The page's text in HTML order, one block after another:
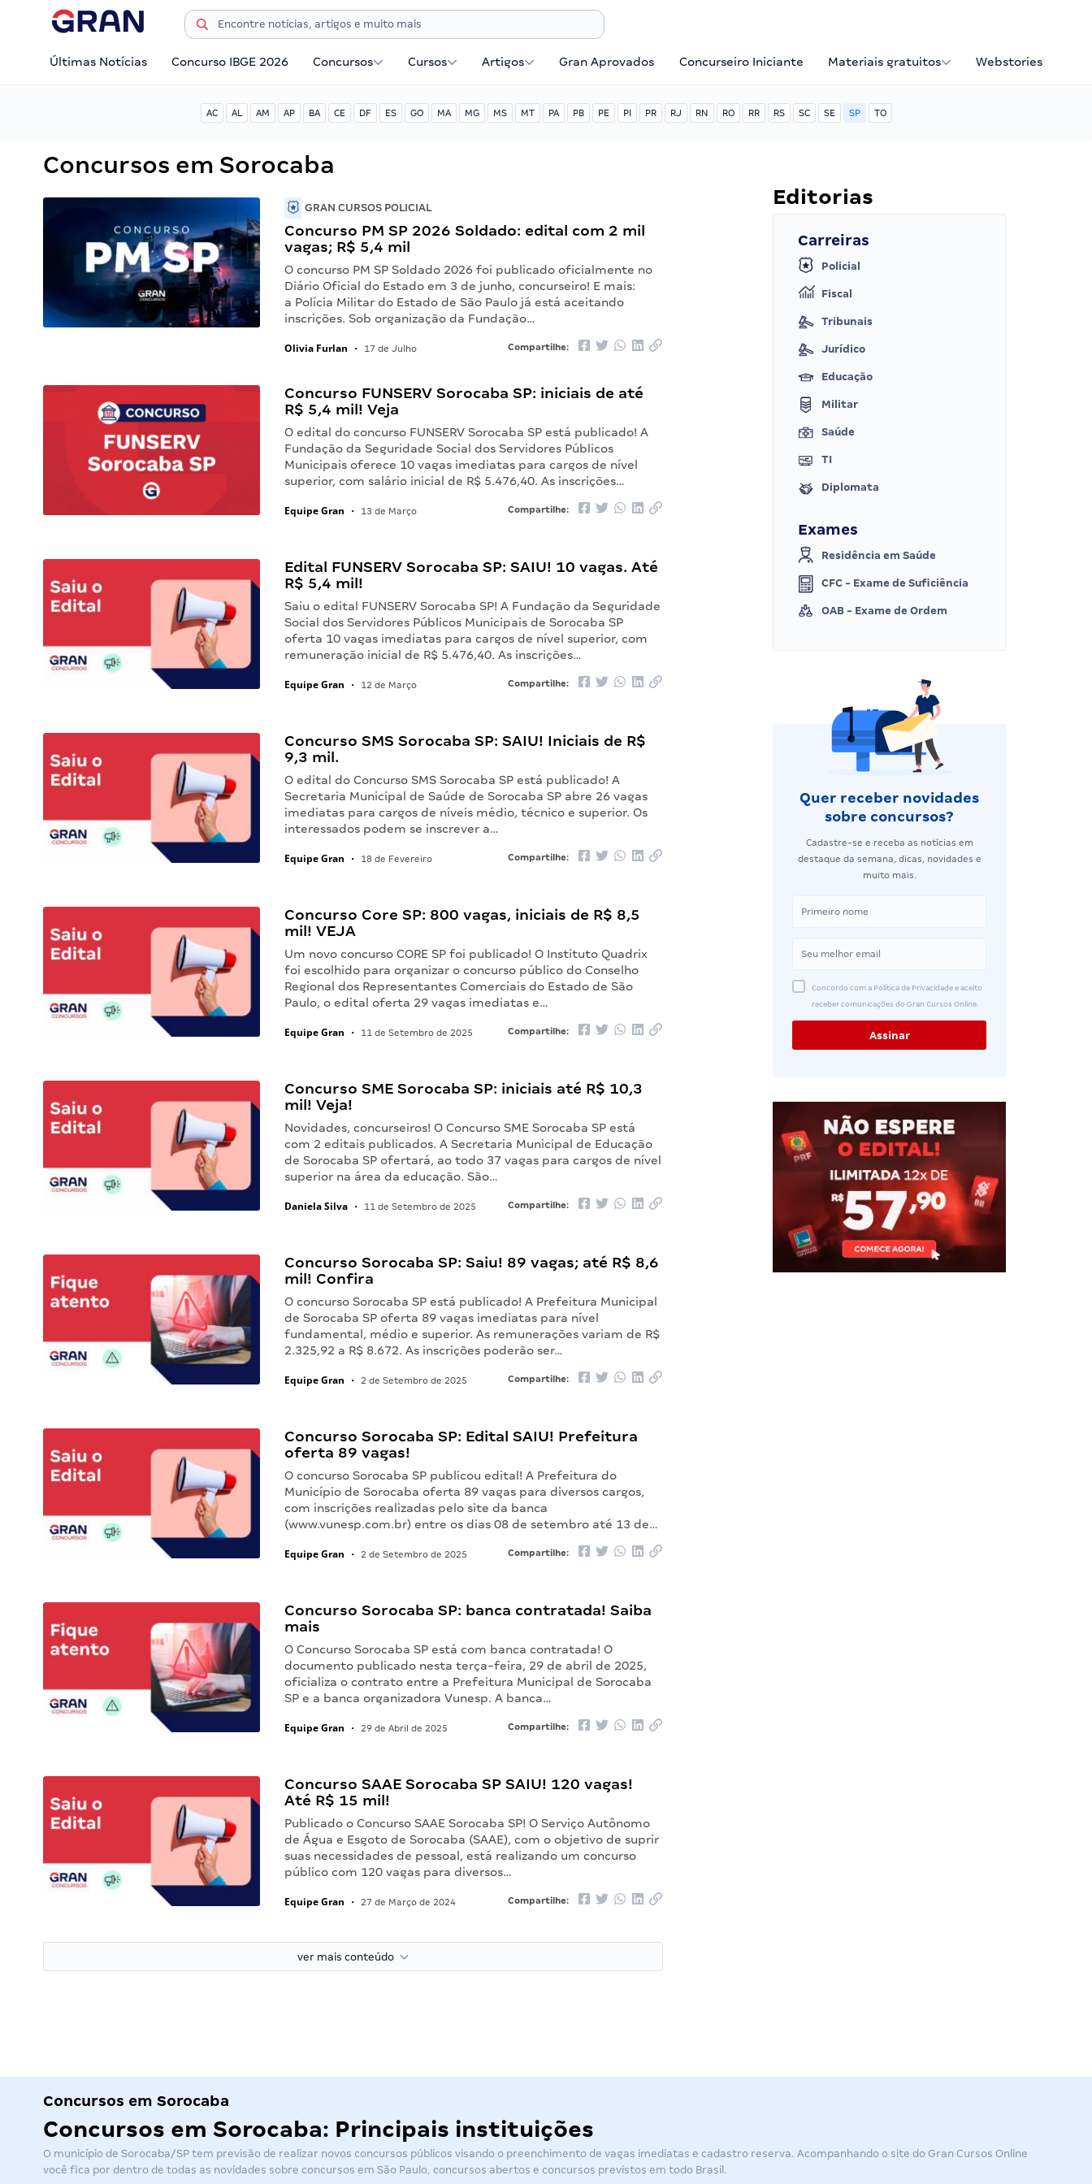
Últimas Notícias Concurso IBGE 2026 Concursos Cursos Artigos Gran Aprovados Concurseiro Iniciante Materiais gratuitos Webstories
AC AL AM AP BA CE DF ES GO MA MG MS MT PA PB PE PI PR RJ RN RO RR RS SC SE SP TO
Concursos em Sorocaba
GRAN CURSOS POLICIAL
Concurso PM SP 2026 Soldado: edital com 2 mil
vagas; R$ 5,4 mil
O concurso PM SP Soldado 2026 foi publicado oficialmente no
Diário Oficial do Estado em 3 de junho, concurseiro! E mais:
a Polícia Militar do Estado de São Paulo já está aceitando
inscrições. Sob organização da Fundação…
Olivia Furlan • 17 de Julho Compartilhe:
Concurso FUNSERV Sorocaba SP: iniciais de até
R$ 5,4 mil! Veja
O edital do concurso FUNSERV Sorocaba SP está publicado! A
Fundação da Seguridade Social dos Servidores Públicos
Municipais oferece 10 vagas imediatas para cargos de nível
superior, com salário inicial de R$ 5.476,40. As inscrições…
Equipe Gran • 13 de Março Compartilhe:
Edital FUNSERV Sorocaba SP: SAIU! 10 vagas. Até
R$ 5,4 mil!
Saiu o edital FUNSERV Sorocaba SP! A Fundação da Seguridade
Social dos Servidores Públicos Municipais de Sorocaba SP
oferta 10 vagas imediatas para cargos de nível superior, com
remuneração inicial de R$ 5.476,40. As inscrições…
Equipe Gran • 12 de Março Compartilhe:
Concurso SMS Sorocaba SP: SAIU! Iniciais de R$
9,3 mil.
O edital do Concurso SMS Sorocaba SP está publicado! A
Secretaria Municipal de Saúde de Sorocaba SP abre 26 vagas
imediatas para cargos de níveis médio, técnico e superior. Os
interessados podem se inscrever a…
Equipe Gran • 18 de Fevereiro Compartilhe:
Concurso Core SP: 800 vagas, iniciais de R$ 8,5
mil! VEJA
Um novo concurso CORE SP foi publicado! O Instituto Quadrix
foi escolhido para organizar o concurso público do Conselho
Regional dos Representantes Comerciais do Estado de São
Paulo, o edital oferta 29 vagas imediatas e…
Equipe Gran • 11 de Setembro de 2025 Compartilhe:
Concurso SME Sorocaba SP: iniciais até R$ 10,3
mil! Veja!
Novidades, concurseiros! O Concurso SME Sorocaba SP está
com 2 editais publicados. A Secretaria Municipal de Educação
de Sorocaba SP ofertará, ao todo 37 vagas para cargos de nível
superior na área da educação. São…
Daniela Silva • 11 de Setembro de 2025 Compartilhe:
Concurso Sorocaba SP: Saiu! 89 vagas; até R$ 8,6
mil! Confira
O concurso Sorocaba SP está publicado! A Prefeitura Municipal
de Sorocaba SP oferta 89 vagas imediatas para nível
fundamental, médio e superior. As remunerações variam de R$
2.325,92 a R$ 8.672. As inscrições poderão ser…
Equipe Gran • 2 de Setembro de 2025 Compartilhe:
Concurso Sorocaba SP: Edital SAIU! Prefeitura
oferta 89 vagas!
O concurso Sorocaba SP publicou edital! A Prefeitura do
Município de Sorocaba oferta 89 vagas para diversos cargos,
com inscrições realizadas pelo site da banca
(www.vunesp.com.br) entre os dias 08 de setembro até 13 de…
Equipe Gran • 2 de Setembro de 2025 Compartilhe:
Concurso Sorocaba SP: banca contratada! Saiba
mais
O Concurso Sorocaba SP está com banca contratada! O
documento publicado nesta terça-feira, 29 de abril de 2025,
oficializa o contrato entre a Prefeitura Municipal de Sorocaba
SP e a banca organizadora Vunesp. A banca…
Equipe Gran • 29 de Abril de 2025 Compartilhe:
Concurso SAAE Sorocaba SP SAIU! 120 vagas!
Até R$ 15 mil!
Publicado o Concurso SAAE Sorocaba SP! O Serviço Autônomo
de Água e Esgoto de Sorocaba (SAAE), com o objetivo de suprir
suas necessidades de pessoal, está realizando um concurso
público com 120 vagas para diversos…
Equipe Gran • 27 de Março de 2024 Compartilhe:
ver mais conteúdo
Editorias
Carreiras
Policial
Fiscal
Tribunais
Jurídico
Educação
Militar
Saúde
TI
Diplomata
Exames
Residência em Saúde
CFC - Exame de Suficiência
OAB - Exame de Ordem
Quer receber novidades
sobre concursos?
Cadastre-se e receba as notícias em
destaque da semana, dicas, novidades e
muito mais.
Concordo com a Política de Privacidade e aceito
receber comunicações do Gran Cursos Online.
Concursos em Sorocaba
Concursos em Sorocaba: Principais instituições
O município de Sorocaba/SP tem previsão de realizar novos concursos públicos visando o preenchimento de vagas imediatas e cadastro reserva. Acompanhando o site do Gran Cursos Online
você fica por dentro de todas as novidades sobre concursos em São Paulo, concursos abertos e concursos previstos em todo Brasil.